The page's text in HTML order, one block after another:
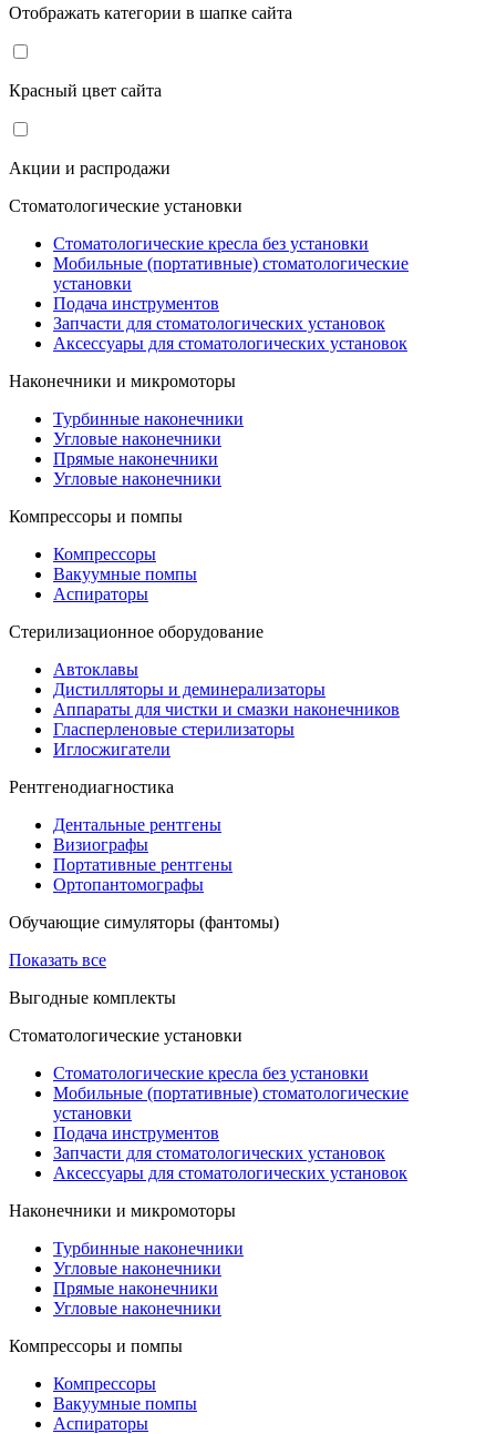
Отображать категории в шапке сайта
Красный цвет сайта
Акции и распродажи
Стоматологические установки
Стоматологические кресла без установки
Мобильные (портативные) стоматологические
установки
Подача инструментов
Запчасти для стоматологических установок
Аксессуары для стоматологических установок
Наконечники и микромоторы
Турбинные наконечники
Угловые наконечники
Прямые наконечники
Угловые наконечники
Компрессоры и помпы
Компрессоры
Вакуумные помпы
Аспираторы
Стерилизационное оборудование
Автоклавы
Дистилляторы и деминерализаторы
Аппараты для чистки и смазки наконечников
Гласперленовые стерилизаторы
Иглосжигатели
Рентгенодиагностика
Дентальные рентгены
Визиографы
Портативные рентгены
Ортопантомографы
Обучающие симуляторы (фантомы)
Показать все
Выгодные комплекты
Стоматологические установки
Стоматологические кресла без установки
Мобильные (портативные) стоматологические
установки
Подача инструментов
Запчасти для стоматологических установок
Аксессуары для стоматологических установок
Наконечники и микромоторы
Турбинные наконечники
Угловые наконечники
Прямые наконечники
Угловые наконечники
Компрессоры и помпы
Компрессоры
Вакуумные помпы
Аспираторы